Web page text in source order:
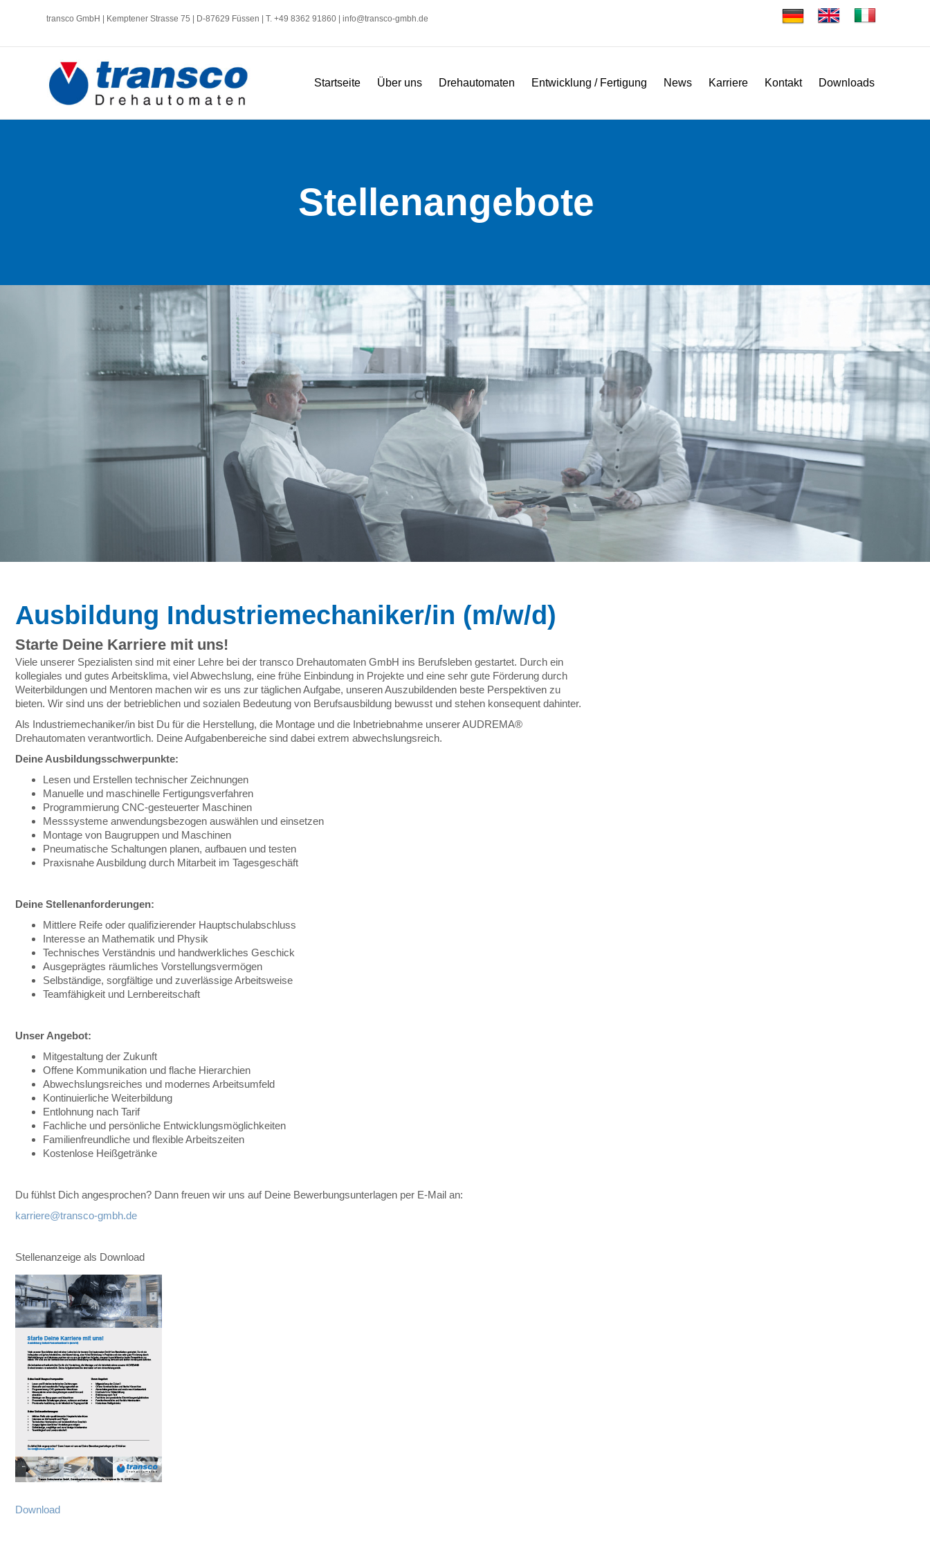
transco GmbH | Kemptener Strasse 75 | D-87629 Füssen | T. +49 8362 91860 |info@transco-gmbh.de
Startseite Über uns Drehautomaten Entwicklung / Fertigung News Karriere Kontakt Downloads
Stellenangebote
Ausbildung Industriemechaniker/in (m/w/d)
Starte Deine Karriere mit uns!
Viele unserer Spezialisten sind mit einer Lehre bei der transco Drehautomaten GmbH ins Berufsleben gestartet. Durch ein
kollegiales und gutes Arbeitsklima, viel Abwechslung, eine frühe Einbindung in Projekte und eine sehr gute Förderung durch
Weiterbildungen und Mentoren machen wir es uns zur täglichen Aufgabe, unseren Auszubildenden beste Perspektiven zu
bieten. Wir sind uns der betrieblichen und sozialen Bedeutung von Berufsausbildung bewusst und stehen konsequent dahinter.
Als Industriemechaniker/in bist Du für die Herstellung, die Montage und die Inbetriebnahme unserer AUDREMA®
Drehautomaten verantwortlich. Deine Aufgabenbereiche sind dabei extrem abwechslungsreich.
Deine Ausbildungsschwerpunkte:
Lesen und Erstellen technischer Zeichnungen
Manuelle und maschinelle Fertigungsverfahren
Programmierung CNC-gesteuerter Maschinen
Messsysteme anwendungsbezogen auswählen und einsetzen
Montage von Baugruppen und Maschinen
Pneumatische Schaltungen planen, aufbauen und testen
Praxisnahe Ausbildung durch Mitarbeit im Tagesgeschäft
Deine Stellenanforderungen:
Mittlere Reife oder qualifizierender Hauptschulabschluss
Interesse an Mathematik und Physik
Technisches Verständnis und handwerkliches Geschick
Ausgeprägtes räumliches Vorstellungsvermögen
Selbständige, sorgfältige und zuverlässige Arbeitsweise
Teamfähigkeit und Lernbereitschaft
Unser Angebot:
Mitgestaltung der Zukunft
Offene Kommunikation und flache Hierarchien
Abwechslungsreiches und modernes Arbeitsumfeld
Kontinuierliche Weiterbildung
Entlohnung nach Tarif
Fachliche und persönliche Entwicklungsmöglichkeiten
Familienfreundliche und flexible Arbeitszeiten
Kostenlose Heißgetränke
Du fühlst Dich angesprochen? Dann freuen wir uns auf Deine Bewerbungsunterlagen per E-Mail an:
karriere@transco-gmbh.de
Stellenanzeige als Download
Download